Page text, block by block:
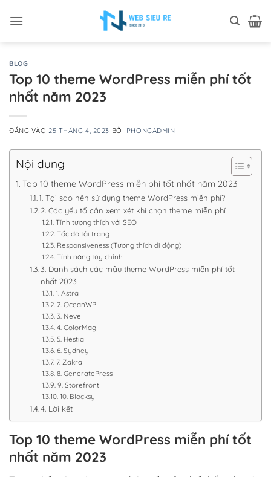
qua
BLOG
Top 10 theme WordPress miễn phí tốt
nhất năm 2023
ĐĂNG VÀO25 THÁNG 4, 2023 BỞI PHONGADMIN
Nội dung
Top 10 theme WordPress miễn phí tốt nhất năm 2023
1. Tại sao nên sử dụng theme WordPress miễn phí?
2. Các yếu tố cần xem xét khi chọn theme miễn phí
Tính tương thích với SEO
Tốc độ tải trang
Responsiveness (Tương thích di động)
Tính năng tùy chỉnh
3. Danh sách các mẫu theme WordPress miễn phí tốt
nhất 2023
1. Astra
2. OceanWP
3. Neve
4. ColorMag
5. Hestia
6. Sydney
7. Zakra
8. GeneratePress
9. Storefront
10. Blocksy
4. Lời kết
Top 10 theme WordPress miễn phí tốt
nhất năm 2023